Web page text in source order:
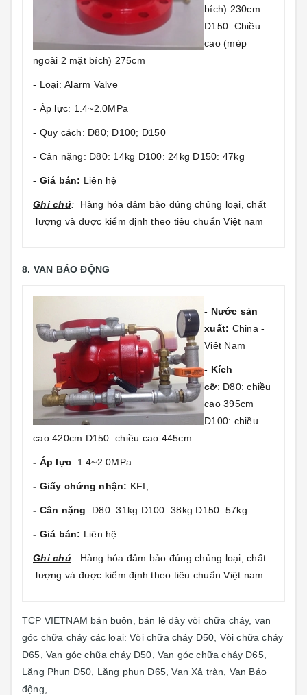
bích) 230cm
D150: Chiều
cao (mép
ngoài 2 mặt bích) 275cm
- Loại: Alarm Valve
- Áp lực: 1.4~2.0MPa
- Quy cách: D80; D100; D150
- Cân nặng: D80: 14kg D100: 24kg D150: 47kg
- Giá bán: Liên hệ
Ghi chú: Hàng hóa đảm bảo đúng chủng loại, chất
lượng và được kiểm định theo tiêu chuẩn Việt nam
8. VAN BÁO ĐỘNG
- Nước sản
xuất: China -
Việt Nam
- Kích
cỡ: D80: chiều
cao 395cm
D100: chiều
cao 420cm D150: chiều cao 445cm
- Áp lực: 1.4~2.0MPa
- Giấy chứng nhận: KFI;...
- Cân nặng: D80: 31kg D100: 38kg D150: 57kg
- Giá bán: Liên hệ
Ghi chú: Hàng hóa đảm bảo đúng chủng loại, chất
lượng và được kiểm định theo tiêu chuẩn Việt nam
TCP VIETNAM bán buôn, bán lẻ dây vòi chữa cháy, van
góc chữa cháy các loại: Vòi chữa cháy D50, Vòi chữa cháy
D65, Van góc chữa cháy D50, Van góc chữa cháy D65,
Lăng Phun D50, Lăng phun D65, Van Xả tràn, Van Báo
động,..